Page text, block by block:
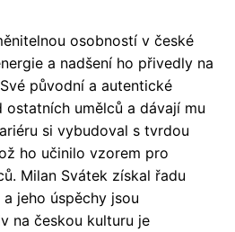
osobností v české
a nadšení ho přivedly na
původní a autentické
umělců a dávají mu
si vybudoval s tvrdou
ho učinilo vzorem pro
Milan Svátek získal řadu
jeho úspěchy jsou
na českou kulturu je